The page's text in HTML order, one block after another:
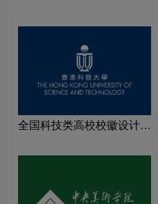
全国科技类高校校徽设计理